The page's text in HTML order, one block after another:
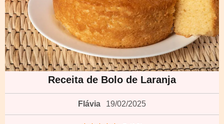
Receita de Bolo de Laranja
Flávia 19/02/2025